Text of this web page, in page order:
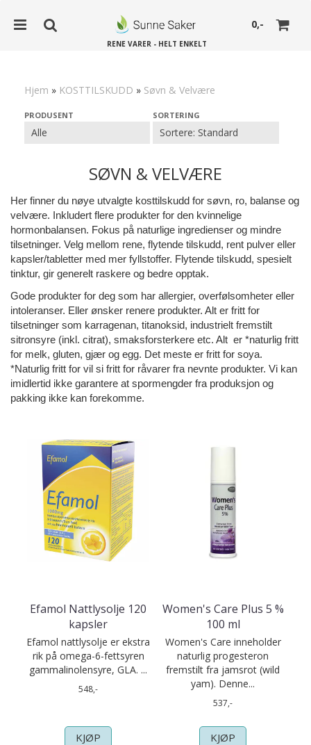
0,-
RENE VARER - HELT ENKELT
Hjem » KOSTTILSKUDD » Søvn & Velvære
PRODUSENT SORTERING
SØVN & VELVÆRE
Her finner du nøye utvalgte kosttilskudd for søvn, ro, balanse og
velvære. Inkludert flere produkter for den kvinnelige
hormonbalansen. Fokus på naturlige ingredienser og mindre
tilsetninger. Velg mellom rene, flytende tilskudd, rent pulver eller
kapsler/tabletter med mer fyllstoffer. Flytende tilskudd, spesielt
tinktur, gir generelt raskere og bedre opptak.
Gode produkter for deg som har allergier, overfølsomheter eller
intoleranser. Eller ønsker renere produkter. Alt er fritt for
tilsetninger som karragenan, titanoksid, industrielt fremstilt
sitronsyre (inkl. citrat), smaksforsterkere etc. Alt er *naturlig fritt
for melk, gluten, gjær og egg. Det meste er fritt for soya.
*Naturlig fritt for vil si fritt for råvarer fra nevnte produkter. Vi kan
imidlertid ikke garantere at spormengder fra produksjon og
pakking ikke kan forekomme.
Efamol Nattlysolje 120
kapsler
Efamol nattlysolje er ekstra
rik på omega-6-fettsyren
gammalinolensyre, GLA. ...
548,-
KJØP
Women's Care Plus 5 %
100 ml
Women's Care inneholder
naturlig progesteron
fremstilt fra jamsrot (wild
yam). Denne...
537,-
KJØP